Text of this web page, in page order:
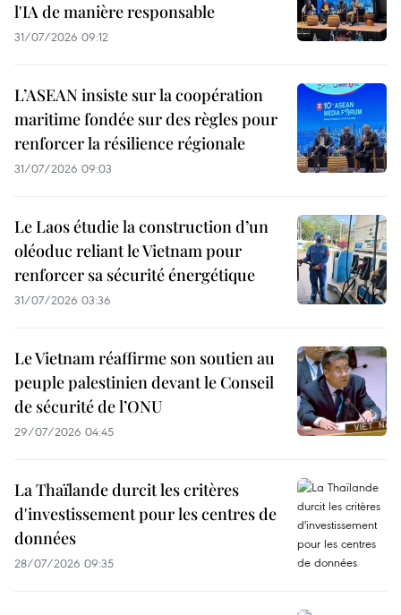
l'IA de manière responsable
31/07/2026 09:12
L’ASEAN insiste sur la coopération
maritime fondée sur des règles pour
renforcer la résilience régionale
31/07/2026 09:03
Le Laos étudie la construction d’un
oléoduc reliant le Vietnam pour
renforcer sa sécurité énergétique
31/07/2026 03:36
Le Vietnam réaffirme son soutien au
peuple palestinien devant le Conseil
de sécurité de l’ONU
29/07/2026 04:45
La Thaïlande durcit les critères
d'investissement pour les centres de
données
28/07/2026 09:35